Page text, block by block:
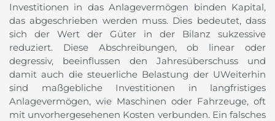
Investitionen in das Anlagevermögen binden Kapital,
das abgeschrieben werden muss. Dies bedeutet, dass
sich der Wert der Güter in der Bilanz sukzessive
reduziert. Diese Abschreibungen, ob linear oder
degressiv, beeinflussen den Jahresüberschuss und
damit auch die steuerliche Belastung der UWeiterhin
sind maßgebliche Investitionen in langfristiges
Anlagevermögen, wie Maschinen oder Fahrzeuge, oft
mit unvorhergesehenen Kosten verbunden. Ein falsches